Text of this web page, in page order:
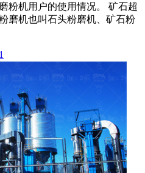
粉机用户的使用情况。 矿石超
磨机也叫石头粉磨机、矿石粉